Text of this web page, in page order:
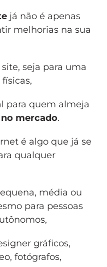
já não é apenas
melhorias na sua
seja para uma
para quem almeja
mercado.
é algo que já se
qualquer
média ou
para pessoas
gráficos,
fotógrafos,